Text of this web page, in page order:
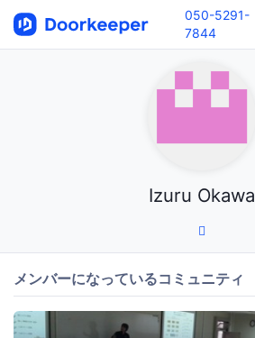
050-5291-
7844
Izuru Okawa
メンバーになっているコミュニティ